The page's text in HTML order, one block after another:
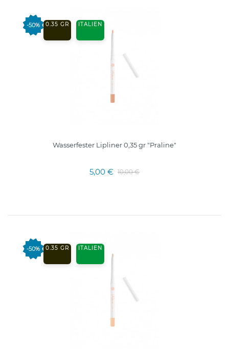
-50% 0.35 GR ITALIEN
Wasserfester Lipliner 0,35 gr "Praline"
5,00 € 10,00 €
-50% 0.35 GR ITALIEN